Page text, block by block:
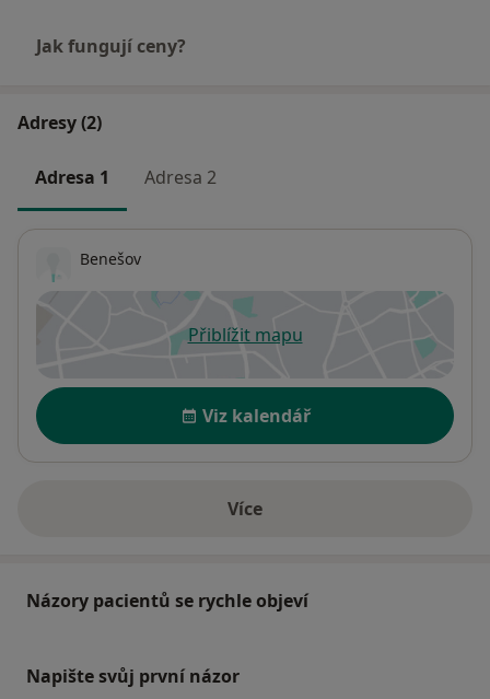
Jak fungují ceny?
Adresy (2)
Adresa 1 Adresa 2
Benešov
Přiblížit mapuse otevře v nové záložce
Dostupnost
Viz kalendář
Víceo adrese
Názory pacientů se rychle objeví
Napište svůj první názor